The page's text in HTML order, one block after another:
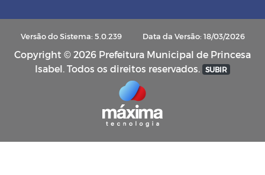
Versão do Sistema: 5.0.239 Data da Versão: 18/03/2026
Copyright © 2026 Prefeitura Municipal de Princesa
Isabel. Todos os direitos reservados. SUBIR